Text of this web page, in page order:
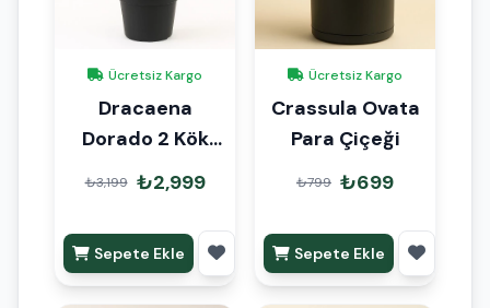
Ücretsiz Kargo
Dracaena
Dorado 2 Kök
80cm
₺3,199 ₺2,999
Sepete Ekle
Ücretsiz Kargo
Crassula Ovata
Para Çiçeği
₺799 ₺699
Sepete Ekle